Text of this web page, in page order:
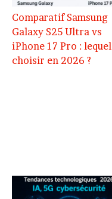
Comparatif Samsung
Galaxy S25 Ultra vs
iPhone 17 Pro : lequel
choisir en 2026 ?